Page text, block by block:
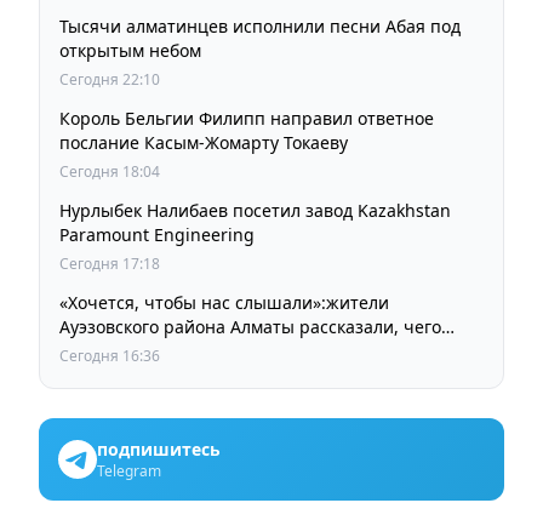
Тысячи алматинцев исполнили песни Абая под
открытым небом
Сегодня 22:10
Король Бельгии Филипп направил ответное
послание Касым-Жомарту Токаеву
Сегодня 18:04
Нурлыбек Налибаев посетил завод Kazakhstan
Paramount Engineering
Сегодня 17:18
«Хочется, чтобы нас слышали»:жители
Ауэзовского района Алматы рассказали, чего
ждут от выборов депутатов Курултая
Сегодня 16:36
подпишитесь
Telegram